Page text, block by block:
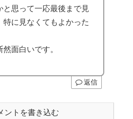
と思って一応最後まで見
特に見なくてもよかった
面白いです。
返信
ントを書き込む